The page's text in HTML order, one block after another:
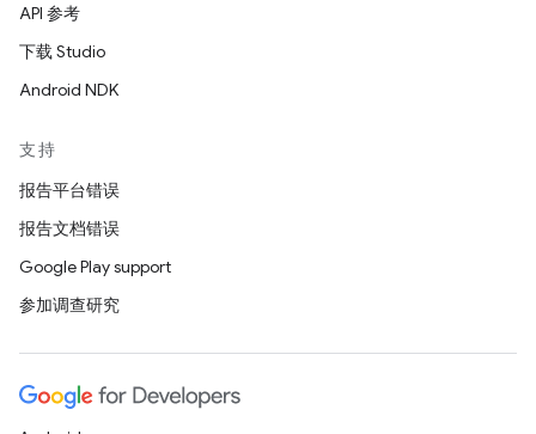
API 参考
下载 Studio
Android NDK
支持
报告平台错误
报告文档错误
Google Play support
参加调查研究